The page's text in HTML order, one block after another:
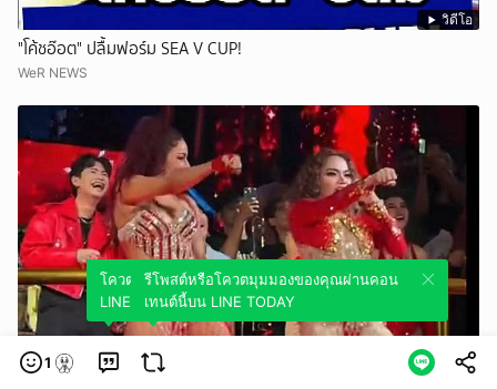
วิดีโอ
"โค้ชอ๊อต" ปลื้มฟอร์ม SEA V CUP!
WeR NEWS
วิดีโอ
แล้วก็หากันจนเจอ หุ่นเป๊ะ หน้าเป๊ะ เหมือนพี่น้องที่พลัดพราก งานนี้แฟนๆ
1
โควตมุมมองของคุณผ่านคอนเทนต์นี้บน
LINE TODAY
รีโพสต์หรือโควตมุมมองของคุณผ่านคอน
เทนต์นี้บน LINE TODAY